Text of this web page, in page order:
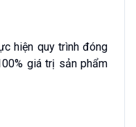
hiện quy trình đóng
giá trị sản phẩm